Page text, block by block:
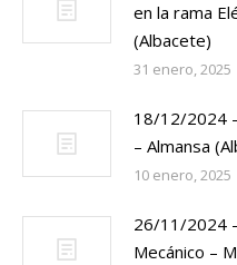
en la rama
(Albacete)
31 enero, 2025
18/12/2024
– Almansa
10 enero, 2025
26/11/2024
Mecánico –